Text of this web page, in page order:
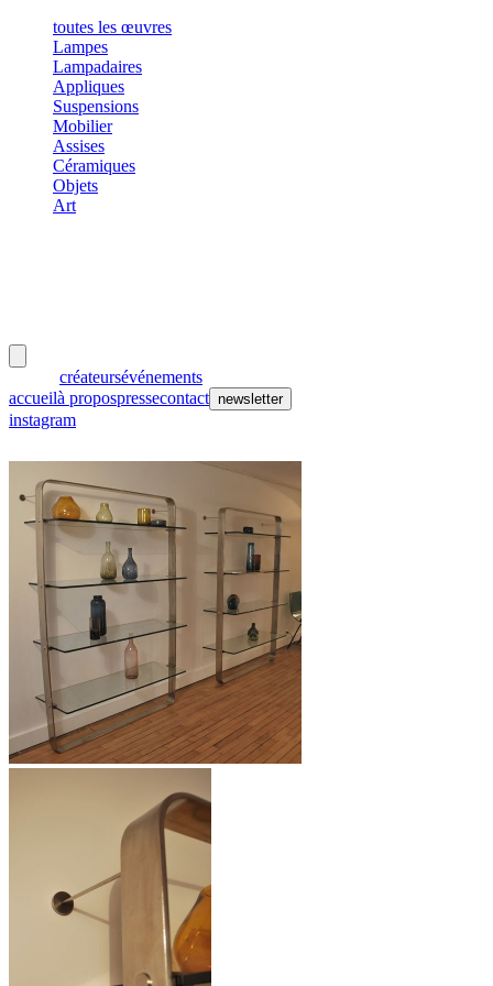
toutes les œuvres
Lampes
Lampadaires
Appliques
Suspensions
Mobilier
Assises
Céramiques
Objets
Art
créateursévénements
accueilà propospressecontact newsletter
instagram